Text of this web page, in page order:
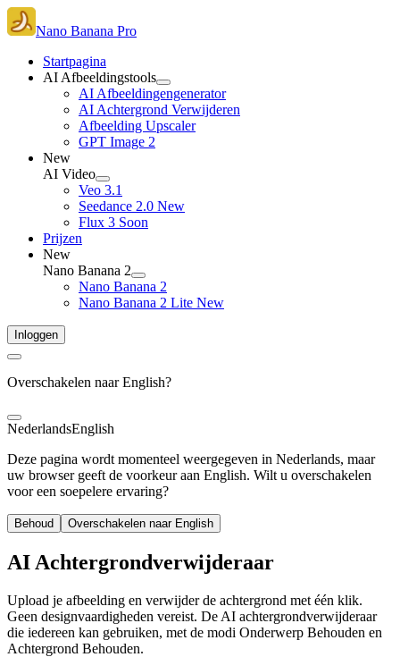
Nano Banana Pro
Startpagina
AI Afbeeldingstools
AI Afbeeldingengenerator
AI Achtergrond Verwijderen
Afbeelding Upscaler
GPT Image 2
New
AI Video
Veo 3.1
Seedance 2.0 New
Flux 3 Soon
Prijzen
New
Nano Banana 2
Nano Banana 2
Nano Banana 2 Lite New
Inloggen
Overschakelen naar English?
NederlandsEnglish
Deze pagina wordt momenteel weergegeven in Nederlands, maar
uw browser geeft de voorkeur aan English. Wilt u overschakelen
voor een soepelere ervaring?
Behoud Overschakelen naar English
AI Achtergrondverwijderaar
Upload je afbeelding en verwijder de achtergrond met één klik.
Geen designvaardigheden vereist. De AI achtergrondverwijderaar
die iedereen kan gebruiken, met de modi Onderwerp Behouden en
Achtergrond Behouden.